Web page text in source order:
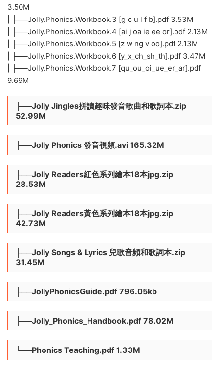
3.50M
| ├──Jolly.Phonics.Workbook.3 [g o u l f b].pdf 3.53M
| ├──Jolly.Phonics.Workbook.4 [ai j oa ie ee or].pdf 2.13M
| ├──Jolly.Phonics.Workbook.5 [z w ng v oo].pdf 2.13M
| ├──Jolly.Phonics.Workbook.6 [y_x_ch_sh_th].pdf 3.47M
| ├──Jolly.Phonics.Workbook.7 [qu_ou_oi_ue_er_ar].pdf
9.69M
├──Jolly Jingles拼讀趣味發音歌曲和歌詞本.zip
52.99M
├──Jolly Phonics 發音視頻.avi 165.32M
├──Jolly Readers紅色系列繪本18本jpg.zip
28.53M
├──Jolly Readers黃色系列繪本18本jpg.zip
42.73M
├──Jolly Songs & Lyrics 兒歌音頻和歌詞本.zip
31.45M
├──JollyPhonicsGuide.pdf 796.05kb
├──Jolly_Phonics_Handbook.pdf 78.02M
└──Phonics Teaching.pdf 1.33M